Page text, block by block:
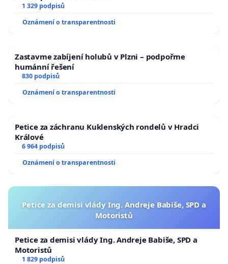
1 329 podpisů
Oznámení o transparentnosti
Zastavme zabíjení holubů v Plzni – podpořme
humánní řešení
830 podpisů
Oznámení o transparentnosti
Petice za záchranu Kuklenských rondelů v Hradci
Králové
6 964 podpisů
Oznámení o transparentnosti
Petice za demisi vlády Ing. Andreje Babiše, SPD a
Motoristů
Petice za demisi vlády Ing. Andreje Babiše, SPD a
Motoristů
1 829 podpisů